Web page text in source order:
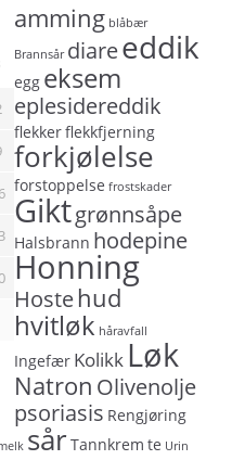
amming blåbær
Brannsår diareeddik
egg eksem
eplesidereddik
flekkerflekkfjerning
forkjølelse
forstoppelse frostskader
Giktgrønnsåpe
Halsbrann hodepine
Honning
Hostehud
hvitløk håravfall
Ingefær Kolikk Løk
Natron Olivenolje
psoriasis Rengjøring
sårTannkrem te Urin